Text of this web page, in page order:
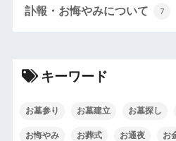
訃報・お悔やみについて 7
キーワード
お墓参り お墓建立 お墓探し
お悔やみ お葬式 お通夜 お